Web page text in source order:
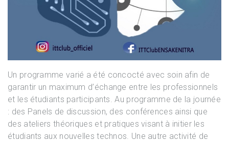
Un programme varié a été concocté avec soin afin de
garantir un maximum d’échange entre les professionnels
et les étudiants participants. Au programme de la journée
: des Panels de discussion, des conférences ainsi que
des ateliers théoriques et pratiques visant à initier les
étudiants aux nouvelles technos. Une autre activité de